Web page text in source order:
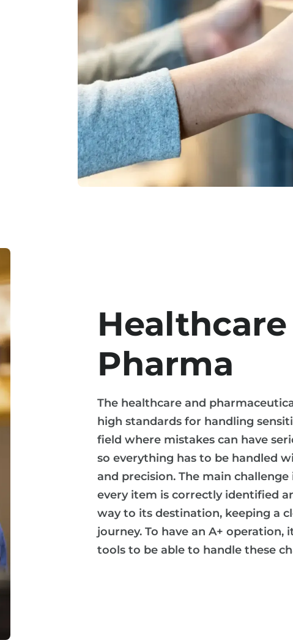
Healthcare
Pharma
The healthcare and
high standards for handling
field where mistakes can have
so everything has to be handled
and precision. The main
every item is correctly identified
way to its destination, keeping a
journey. To have an A+ operation,
tools to be able to handle these